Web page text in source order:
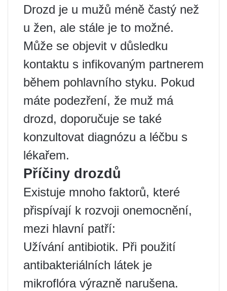
Drozd je u mužů méně častý než
u žen, ale stále je to možné.
Může se objevit v důsledku
kontaktu s infikovaným partnerem
během pohlavního styku. Pokud
máte podezření, že muž má
drozd, doporučuje se také
konzultovat diagnózu a léčbu s
lékařem.
Příčiny drozdů
Existuje mnoho faktorů, které
přispívají k rozvoji onemocnění,
mezi hlavní patří:
Užívání antibiotik. Při použití
antibakteriálních látek je
mikroflóra výrazně narušena.